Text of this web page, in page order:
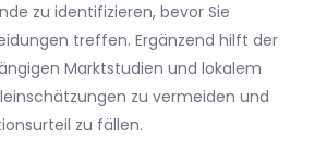
zu identifizieren, bevor Sie
treffen. Ergänzend hilft der
Marktstudien und lokalem
zu vermeiden und
zu fällen.